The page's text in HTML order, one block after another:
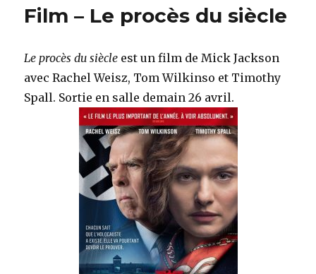
2018.
Cérémonie
Yom
Hashoah
Mémorial
Film – Le procès du siècle
Le procès du siècle est un film de Mick Jackson
avec Rachel Weisz, Tom Wilkinso et Timothy
Spall. Sortie en salle demain 26 avril.